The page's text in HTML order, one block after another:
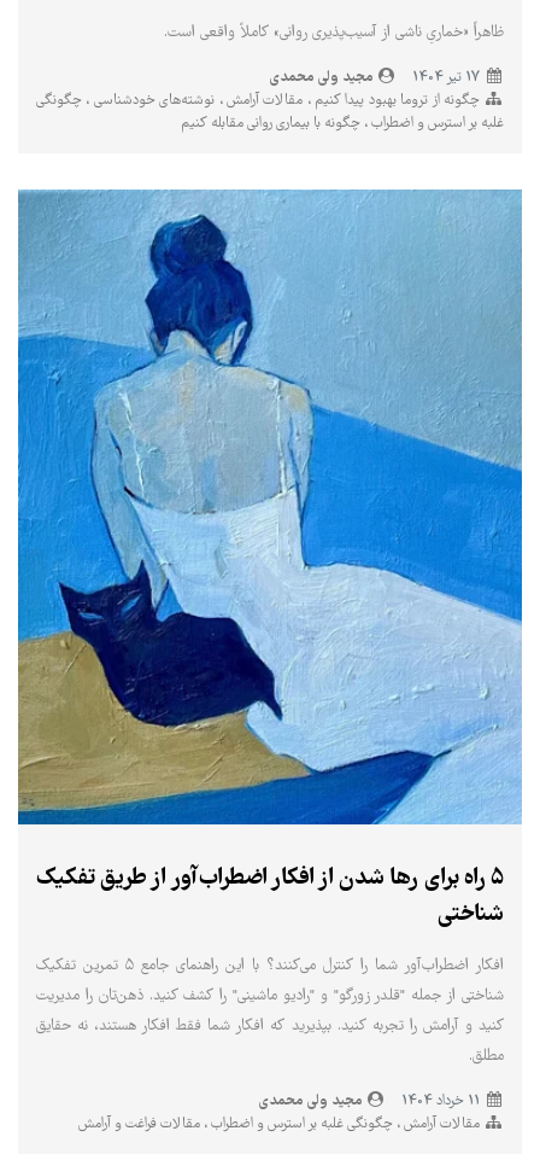
ظاهراً «خماریِ ناشی از آسیب‌پذیری روانی» کاملاً واقعی است.
مجید ولی محمدی
چگونه از تروما بهبود پیدا کنیم مقالات آرامش نوشته‌های خودشناسی
چگونگی
غلبه بر استرس و اضطراب چگونه با بیماری روانی مقابله کنیم
۵ راه برای رها شدن از افکار اضطراب‌آور از طریق تفکیک
شناختی
افکار اضطراب‌آور شما را کنترل می‌کنند؟ با این راهنمای جامع ۵ تمرین تفکیک
شناختی از جمله "قلدر زورگو" و "رادیو ماشینی" را کشف کنید. ذهن‌تان را مدیریت
کنید و آرامش را تجربه کنید. بپذیرید که افکار شما فقط افکار هستند، نه حقایق
مطلق.
مجید ولی محمدی
مقالات آرامش چگونگی غلبه بر استرس و اضطراب مقالات فراغت و آرامش